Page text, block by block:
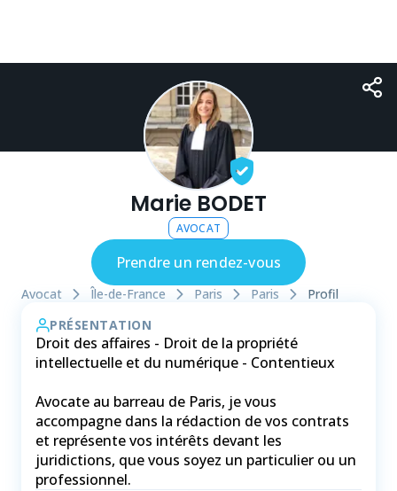
Marie BODET
AVOCAT
Prendre un rendez-vous
Avocat Île-de-France Paris Paris
Profil
PRÉSENTATION
Droit des affaires - Droit de la propriété
intellectuelle et du numérique - Contentieux
Avocate au barreau de Paris, je vous
accompagne dans la rédaction de vos contrats
et représente vos intérêts devant les
juridictions, que vous soyez un particulier ou un
professionnel.